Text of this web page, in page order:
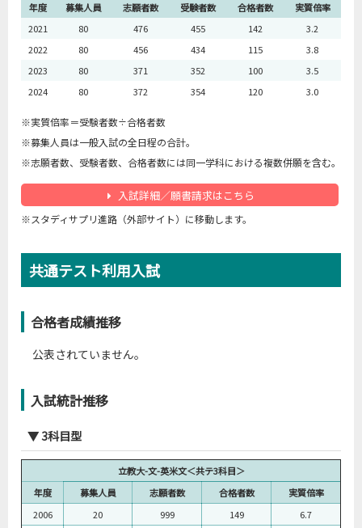
2020
2 6 6 2 3.0
立教大-文-キリスト＜個別学部＞
年度
募集人員 志願者数 受験者数 合格者数
実質倍率
209 204 42
2008
17 170 166
2010
17 157
2011
17 106 94 27
3.5
2013
20
2014
20
2016
21
2018
2019
22 168 161 27
6.0
2020
22 158 140 42 3.3
年度
募集人員 志願者数 受験者数 合格者数
実質倍率
2021
80 476 455 142
3.2
2022
80 456 434 115
3.8
2023
80 371 352 100
3.5
2024
80 372 354 120 3.0
※実質倍率＝受験者数÷合格者数
※募集人員は一般入試の全日程の合計。
※志願者数、受験者数、合格者数には同一学科における複数併願を含む。
入試詳細／願書請求はこちら
※スタディサプリ進路（外部サイト）に移動します。
共通テスト利用入試
合格者成績推移
公表されていません。
入試統計推移
▼ 3科目型
立教大-文-英米文＜共テ3科目＞
年度
募集人員 志願者数 合格者数
実質倍率
2006
20 999 149
6.7